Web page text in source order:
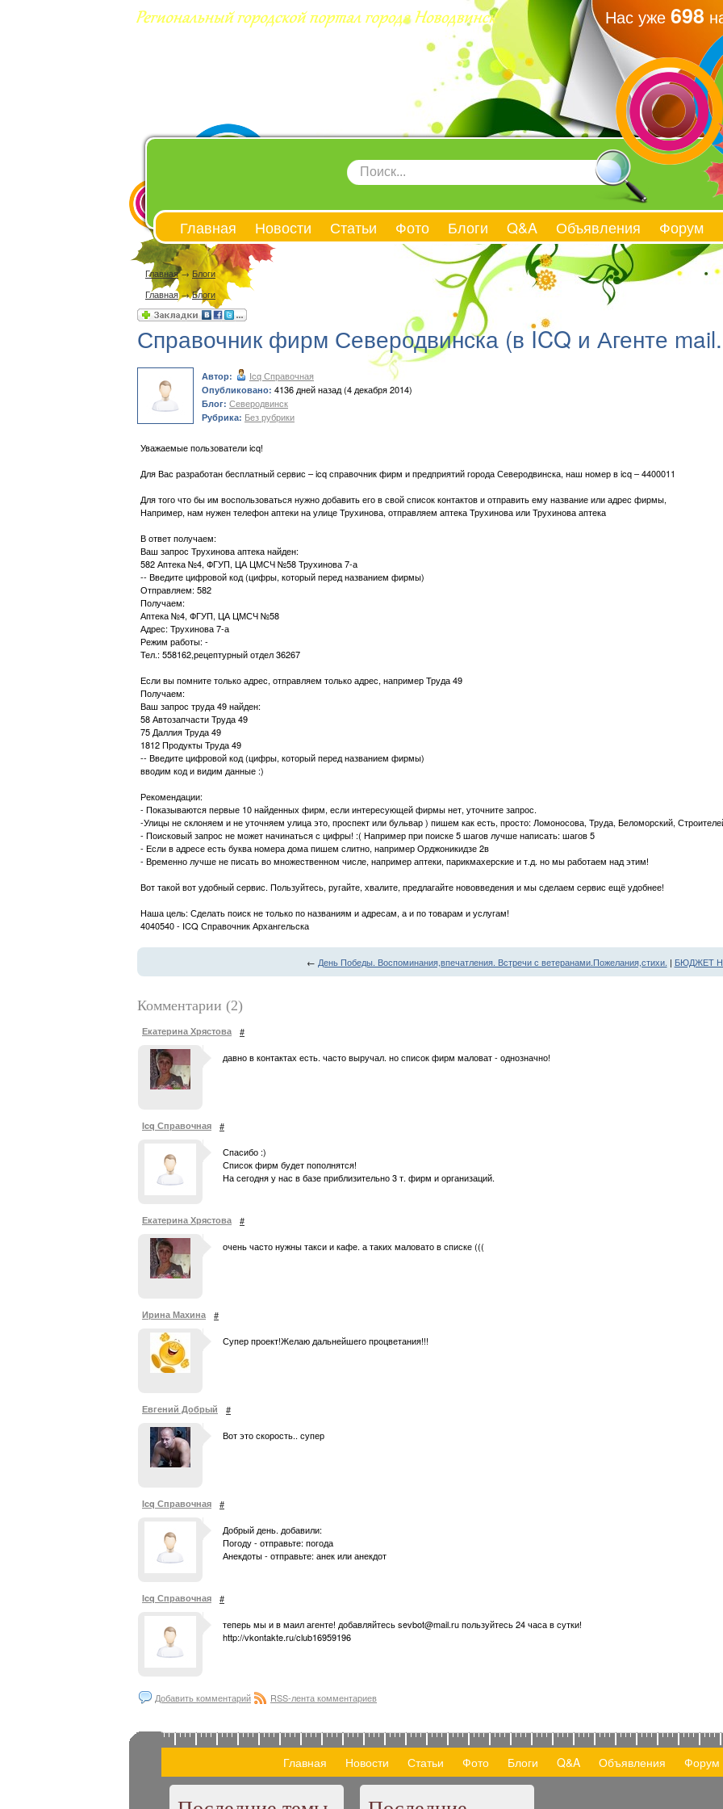
Нас уже 698
Главная Новости Статьи Фото Блоги Q&A Объявления Форум
Главная→ Блоги
Главная→Блоги
Справочник фирм Северодвинска (в ICQ и Агенте
Автор: Icq Справочная
Опубликовано: 4136 дней назад (4 декабря 2014)
Блог: Северодвинск
Рубрика: Без рубрики
Уважаемые пользователи icq!
Для Вас разработан бесплатный сервис – icq справочник фирм и предприятий города Северодвинска, наш номер в icq – 4400011
Для того что бы им воспользоваться нужно добавить его в свой список контактов и отправить ему название или адрес фирмы,
Например, нам нужен телефон аптеки на улице Трухинова, отправляем аптека Трухинова или Трухинова аптека
В ответ получаем:
Ваш запрос Трухинова аптека найден:
582 Аптека №4, ФГУП, ЦА ЦМСЧ №58 Трухинова 7-а
-- Введите цифровой код (цифры, который перед названием фирмы)
Отправляем: 582
Получаем:
Аптека №4, ФГУП, ЦА ЦМСЧ №58
Адрес: Трухинова 7-а
Режим работы: -
Тел.: 558162,рецептурный отдел 36267
Если вы помните только адрес, отправляем только адрес, например Труда 49
Получаем:
Ваш запрос труда 49 найден:
58 Автозапчасти Труда 49
75 Даллия Труда 49
1812 Продукты Труда 49
-- Введите цифровой код (цифры, который перед названием фирмы)
вводим код и видим данные :)
Рекомендации:
- Показываются первые 10 найденных фирм, если интересующей фирмы нет, уточните запрос.
-Улицы не склоняем и не уточняем улица это, проспект или бульвар ) пишем как есть, просто: Ломоносова, Труда, Беломорский,
- Поисковый запрос не может начинаться с цифры! :( Например при поиске 5 шагов лучше написать: шагов 5
- Если в адресе есть буква номера дома пишем слитно, например Орджоникидзе 2в
- Временно лучше не писать во множественном числе, например аптеки, парикмахерские и т.д. но мы работаем над этим!
Вот такой вот удобный сервис. Пользуйтесь, ругайте, хвалите, предлагайте нововведения и мы сделаем сервис ещё удобнее!
Наша цель: Сделать поиск не только по названиям и адресам, а и по товарам и услугам!
4040540 - ICQ Справочник Архангельска
← День Победы. Воспоминания,впечатления. Встречи с ветеранами.Пожелания,стихи. | БЮДЖЕТ
Комментарии (2)
Екатерина Хрястова #
давно в контактах есть. часто выручал. но список фирм маловат - однозначно!
Icq Справочная #
Спасибо :)
Список фирм будет пополнятся!
На сегодня у нас в базе приблизительно 3 т. фирм и организаций.
Екатерина Хрястова #
очень часто нужны такси и кафе. а таких маловато в списке (((
Ирина Махина #
Супер проект!Желаю дальнейшего процветания!!!
Евгений Добрый #
Вот это скорость.. супер
Icq Справочная #
Добрый день. добавили:
Погоду - отправьте: погода
Анекдоты - отправьте: анек или анекдот
Icq Справочная #
теперь мы и в маил агенте! добавляйтесь sevbot@mail.ru пользуйтесь 24 часа в сутки!
http://vkontakte.ru/club16959196
Добавить комментарий RSS-лента комментариев
Главная Новости Статьи Фото Блоги Q&A Объявления Форум